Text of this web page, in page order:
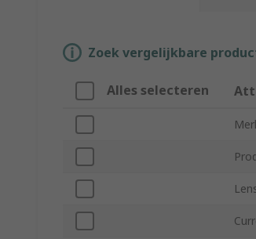
Zoek vergelijkbare
Alles selecteren